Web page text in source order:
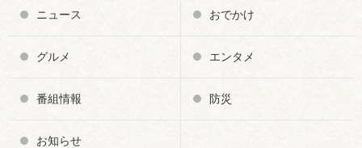
ニュース おでかけ
グルメ エンタメ
番組情報 防災
お知らせ